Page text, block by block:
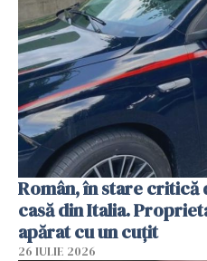
Român, în stare
casă din Italia.
apărat cu un cuțit
26 IULIE 2026